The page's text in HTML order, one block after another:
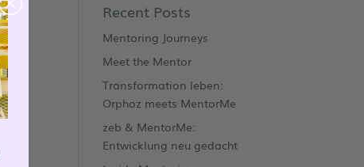
Recent Posts
Mentoring Journeys
Meet the Mentor
Transformation leben:
Orphoz meets MentorMe
zeb & MentorMe:
Entwicklung neu gedacht